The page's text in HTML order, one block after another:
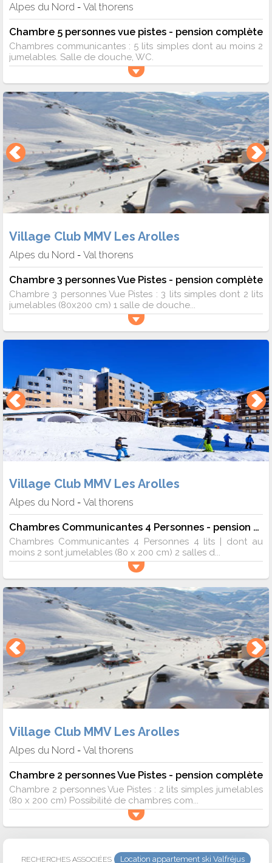
Alpes du Nord - Val thorens
Chambre 5 personnes vue pistes - pension complète
Chambres communicantes : 5 lits simples dont au moins 2
jumelables. Salle de douche, WC.
Village Club MMV Les Arolles
Alpes du Nord - Val thorens
Chambre 3 personnes Vue Pistes - pension complète
Chambre 3 personnes Vue Pistes : 3 lits simples dont 2 lits
jumelables (80x200 cm) 1 salle de douche...
Village Club MMV Les Arolles
Alpes du Nord - Val thorens
Chambres Communicantes 4 Personnes - pension complète
Chambres Communicantes 4 Personnes 4 lits | dont au
moins 2 sont jumelables (80 x 200 cm) 2 salles d...
Village Club MMV Les Arolles
Alpes du Nord - Val thorens
Chambre 2 personnes Vue Pistes - pension complète
Chambre 2 personnes Vue Pistes : 2 lits simples jumelables
(80 x 200 cm) Possibilité de chambres com...
RECHERCHES ASSOCIÉES Location appartement ski Valfréjus